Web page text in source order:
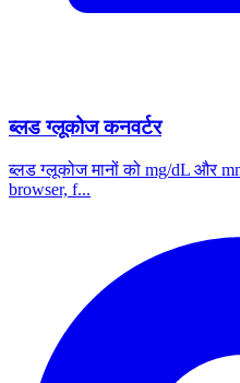
ब्लड ग्लूकोज कनवर्टर
ब्लड ग्लूकोज मानों को mg/dL और
browser, f...